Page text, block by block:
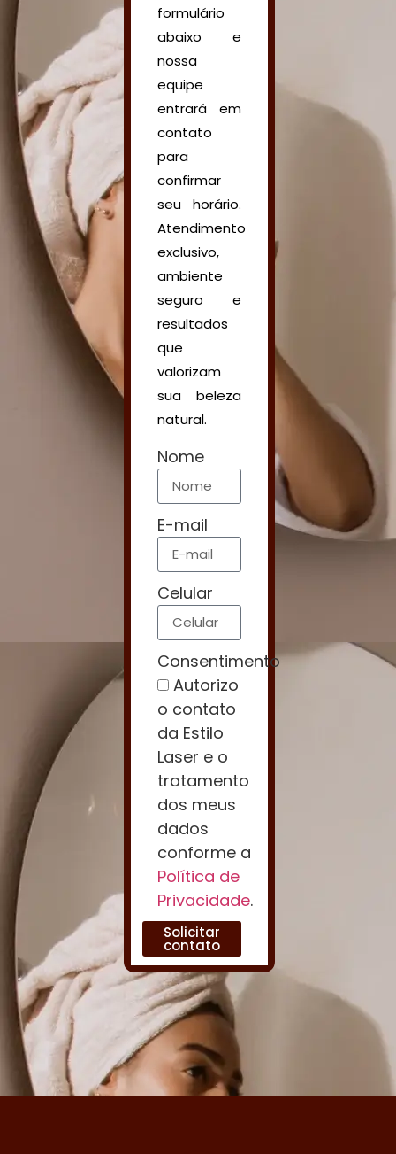
formulário
abaixo e
nossa
equipe
entrará em
contato
para
confirmar
seu horário.
Atendimento
exclusivo,
ambiente
seguro e
resultados
que
valorizam
sua beleza
natural.
Nome
E-mail
Celular
Consentimento
Autorizo
o contato
da Estilo
Laser e o
tratamento
dos meus
dados
conforme a
Política de
Privacidade.
Solicitar
contato